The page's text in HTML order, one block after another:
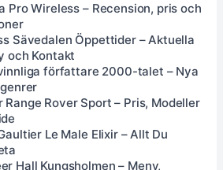
Pro Wireless – Recension, pris och
Sävedalen Öppettider – Aktuella
och Kontakt
författare 2000-talet – Nya
Range Rover Sport – Pris, Modeller
Le Male Elixir – Allt Du
Hall Kungsholmen – Meny,